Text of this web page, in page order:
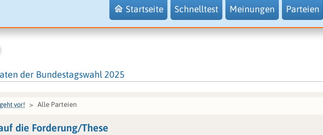
Startseite Schnelltest Meinungen Parteien
der Bundestagswahl 2025
vor! Alle Parteien
die Forderung/These